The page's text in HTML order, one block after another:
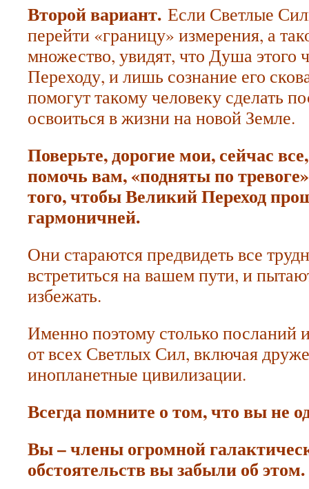
Второй вариант. Если Светлые
перейти «границу» измерения, а
множество, увидят, что Душа этого
Переходу, и лишь сознание его
помогут такому человеку сделать
освоиться в жизни на новой Земле.
Поверьте, дорогие мои, сейчас
помочь вам, «подняты по
того, чтобы Великий Переход
гармоничней.
Они стараются предвидеть все
встретиться на вашем пути, и
избежать.
Именно поэтому столько посланий
от всех Светлых Сил, включая
инопланетные цивилизации.
Всегда помните о том, что вы не
Вы – члены огромной
обстоятельств вы забыли об этом.